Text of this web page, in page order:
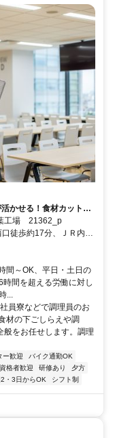
かせる！食材カット～
工場 21362_p
徒歩約17分、ＪＲ内房
房線/ＪＲ総武本線 五井
間～OK、平日・土日の
間を超える労働に対し
...
員寮などで調理員のお
材の下ごしらえや調
般をお任せします。調理
ー歓迎
バイク通勤OK
格者歓迎 研修あり
夕方
・3日からOK シフト制